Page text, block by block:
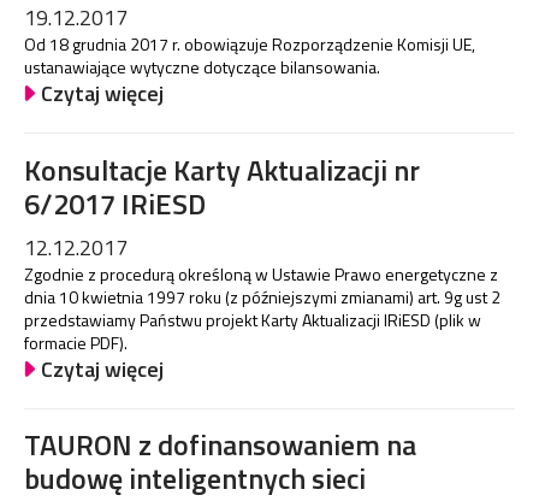
19.12.2017
Od 18 grudnia 2017 r. obowiązuje Rozporządzenie Komisji UE,
ustanawiające wytyczne dotyczące bilansowania.
Czytaj więcej
Konsultacje Karty Aktualizacji nr
6/2017 IRiESD
12.12.2017
Zgodnie z procedurą określoną w Ustawie Prawo energetyczne z
dnia 10 kwietnia 1997 roku (z późniejszymi zmianami) art. 9g ust 2
przedstawiamy Państwu projekt Karty Aktualizacji IRiESD (plik w
formacie PDF).
Czytaj więcej
TAURON z dofinansowaniem na
budowę inteligentnych sieci